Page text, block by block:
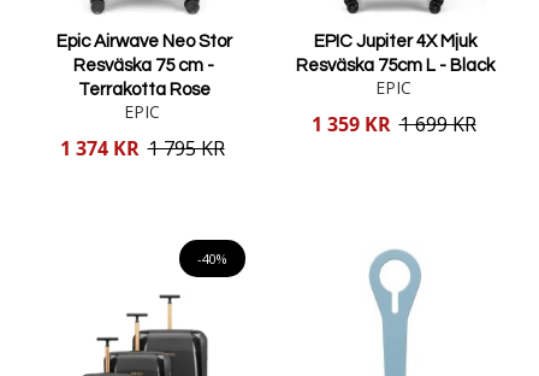
Epic Airwave Neo Stor
Resväska 75 cm -
Terrakotta Rose
EPIC
Reducerat
1 374 KR 1 795 KR
EPIC Jupiter 4X Mjuk
Resväska 75cm L - Black
EPIC
Reducerat
1 359 KR 1 699 KR
-40%